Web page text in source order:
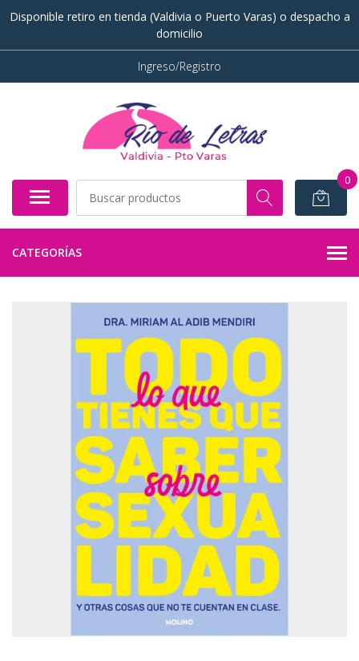
Disponible retiro en tienda (Valdivia o Puerto Varas) o despacho a
domicilio
Ingreso/Registro
0
CATEGORÍAS